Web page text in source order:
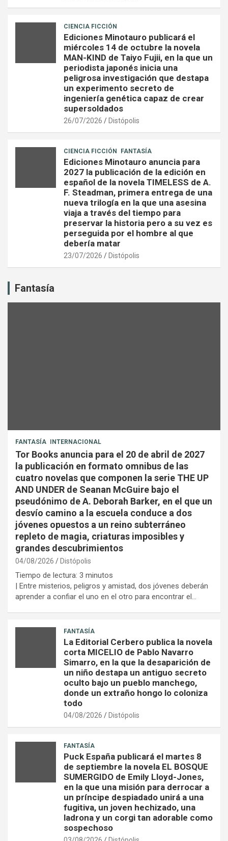
CIENCIA FICCIÓN
Ediciones Minotauro publicará el
miércoles 14 de octubre la novela
MAN-KIND de Taiyo Fujii, en la que un
periodista japonés inicia una
peligrosa investigación que destapa
un experimento secreto de
ingeniería genética capaz de crear
supersoldados
26/07/2026 Distópolis
CIENCIA FICCIÓN FANTASÍA
Ediciones Minotauro anuncia para
2027 la publicación de la edición en
español de la novela TIMELESS de A.
F. Steadman, primera entrega de una
nueva trilogía en la que una asesina
viaja a través del tiempo para
preservar la historia pero a su vez es
perseguida por el hombre al que
debería matar
23/07/2026 Distópolis
Fantasía
FANTASÍA INTERNACIONAL
Tor Books anuncia para el 20 de abril de 2027
la publicación en formato omnibus de las
cuatro novelas que componen la serie THE UP
AND UNDER de Seanan McGuire bajo el
pseudónimo de A. Deborah Barker, en el que un
desvío camino a la escuela conduce a dos
jóvenes opuestos a un reino subterráneo
repleto de magia, criaturas imposibles y
grandes descubrimientos
04/08/2026 Distópolis
Tiempo de lectura: 3 minutos
| Entre misterios, peligros y amistad, dos jóvenes deberán
aprender a confiar el uno en el otro para encontrar el…
FANTASÍA
La Editorial Cerbero publica la novela
corta MICELIO de Pablo Navarro
Simarro, en la que la desaparición de
un niño destapa un antiguo secreto
oculto bajo un pueblo manchego,
donde un extraño hongo lo coloniza
todo
04/08/2026 Distópolis
FANTASÍA
Puck España publicará el martes 8
de septiembre la novela EL BOSQUE
SUMERGIDO de Emily Lloyd-Jones,
en la que una misión para derrocar a
un príncipe despiadado unirá a una
fugitiva, un joven hechizado, una
ladrona y un corgi tan adorable como
sospechoso